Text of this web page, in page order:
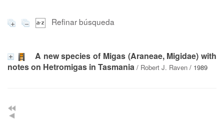
Refinar búsqueda
A new species of Migas (Araneae, Migidae) with
notes on Hetromigas in Tasmania / Robert J. Raven / 1989